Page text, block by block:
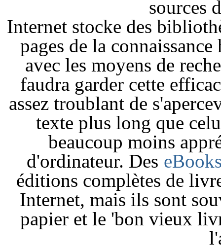
sources
Internet stocke des
pages de la
avec les moyens de
faudra garder cette
assez troublant de
texte plus long que
beaucoup moins
d'ordinateur. Des
éditions complètes de
Internet, mais ils sont
papier et le 'bon vieux